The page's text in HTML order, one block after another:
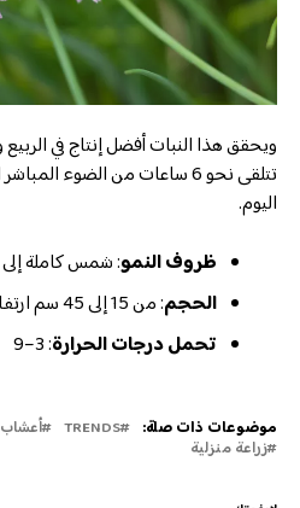
ويحقق هذا النبات أفضل إنتاج في
تتلقى نحو 6 ساعات من الضوء
اليوم.
ظروف النمو: شمس كاملة
الحجم: من 15 إلى 45 سم ارتفاعًا، ومن 20 إلى 30 سم عرضًا
تحمل درجات الحرارة: 3–9
موضوعات ذات صلة: TRENDS أعشاب
زراعة منزلية